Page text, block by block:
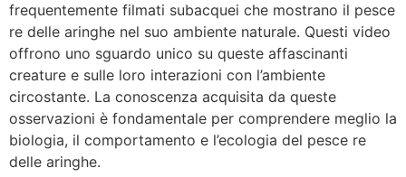
frequentemente filmati subacquei che mostrano il pesce
re delle aringhe nel suo ambiente naturale. Questi video
offrono uno sguardo unico su queste affascinanti
creature e sulle loro interazioni con l’ambiente
circostante. La conoscenza acquisita da queste
osservazioni è fondamentale per comprendere meglio la
biologia, il comportamento e l’ecologia del pesce re
delle aringhe.